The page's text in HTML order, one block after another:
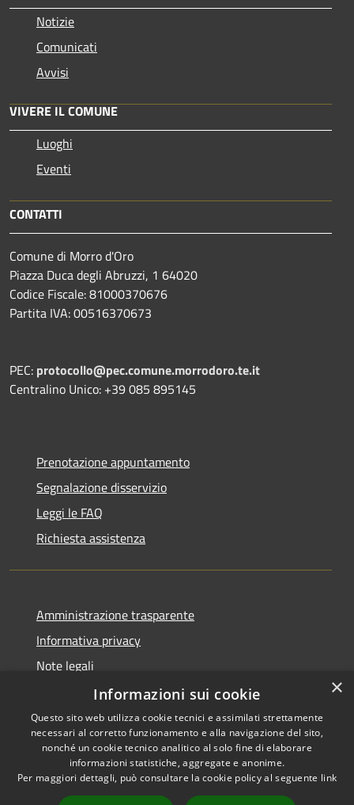
Notizie
Comunicati
Avvisi
VIVERE IL COMUNE
Luoghi
Eventi
CONTATTI
Comune di Morro d'Oro
Piazza Duca degli Abruzzi, 1 64020
Codice Fiscale: 81000370676
Partita IVA: 00516370673
PEC: protocollo@pec.comune.morrodoro.te.it
Centralino Unico: +39 085 895145
Prenotazione appuntamento
Segnalazione disservizio
Leggi le FAQ
Richiesta assistenza
Amministrazione trasparente
Informativa privacy
Note legali
Dichiarazione di accessibilità
RSS
Accessibilità
Copyright © 2026 • Comune di
×
Informazioni sui cookie
Questo sito web utilizza cookie tecnici e assimilati strettamente
necessari al corretto funzionamento e alla navigazione del sito,
nonché un cookie tecnico analitico al solo fine di elaborare
informazioni statistiche, aggregate e anonime.
Per maggiori dettagli, può consultare la cookie policy al seguente link